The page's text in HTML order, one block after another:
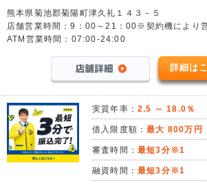
熊本県菊池郡菊陽町津久礼１４３－５
店舗営業時間：9：00～21：00※契約機により
ATM営業時間：07:00-24:00
詳細は
実質年率： 2.5 ～ 18.0％
借入限度額：最大 800万円
審査時間： 最短3分※1
融資時間： 最短3分※1